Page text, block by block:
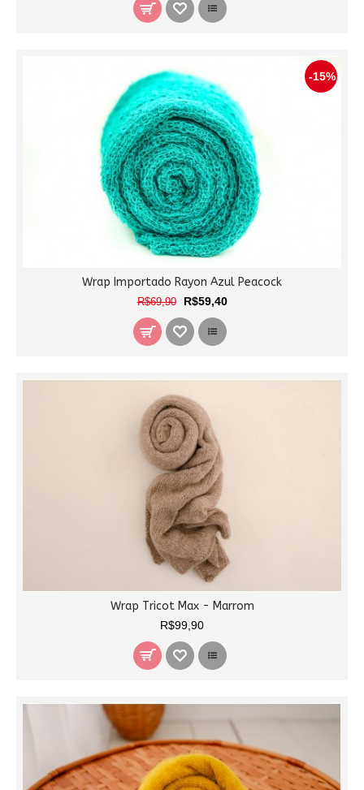
-15%
Wrap Importado Rayon Azul Peacock
R$69,90 R$59,40
Wrap Tricot Max - Marrom
R$99,90